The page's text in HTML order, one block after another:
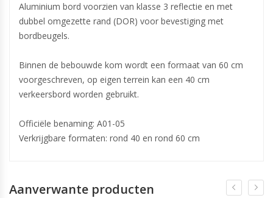
Aluminium bord voorzien van klasse 3 reflectie en met
dubbel omgezette rand (DOR) voor bevestiging met
bordbeugels.
Binnen de bebouwde kom wordt een formaat van 60 cm
voorgeschreven, op eigen terrein kan een 40 cm
verkeersbord worden gebruikt.
Officiële benaming: A01-05
Verkrijgbare formaten: rond 40 en rond 60 cm
Aanverwante producten